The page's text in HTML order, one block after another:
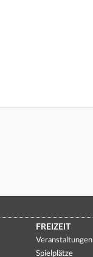
FREIZEIT
Veranstaltungen
Spielplätze